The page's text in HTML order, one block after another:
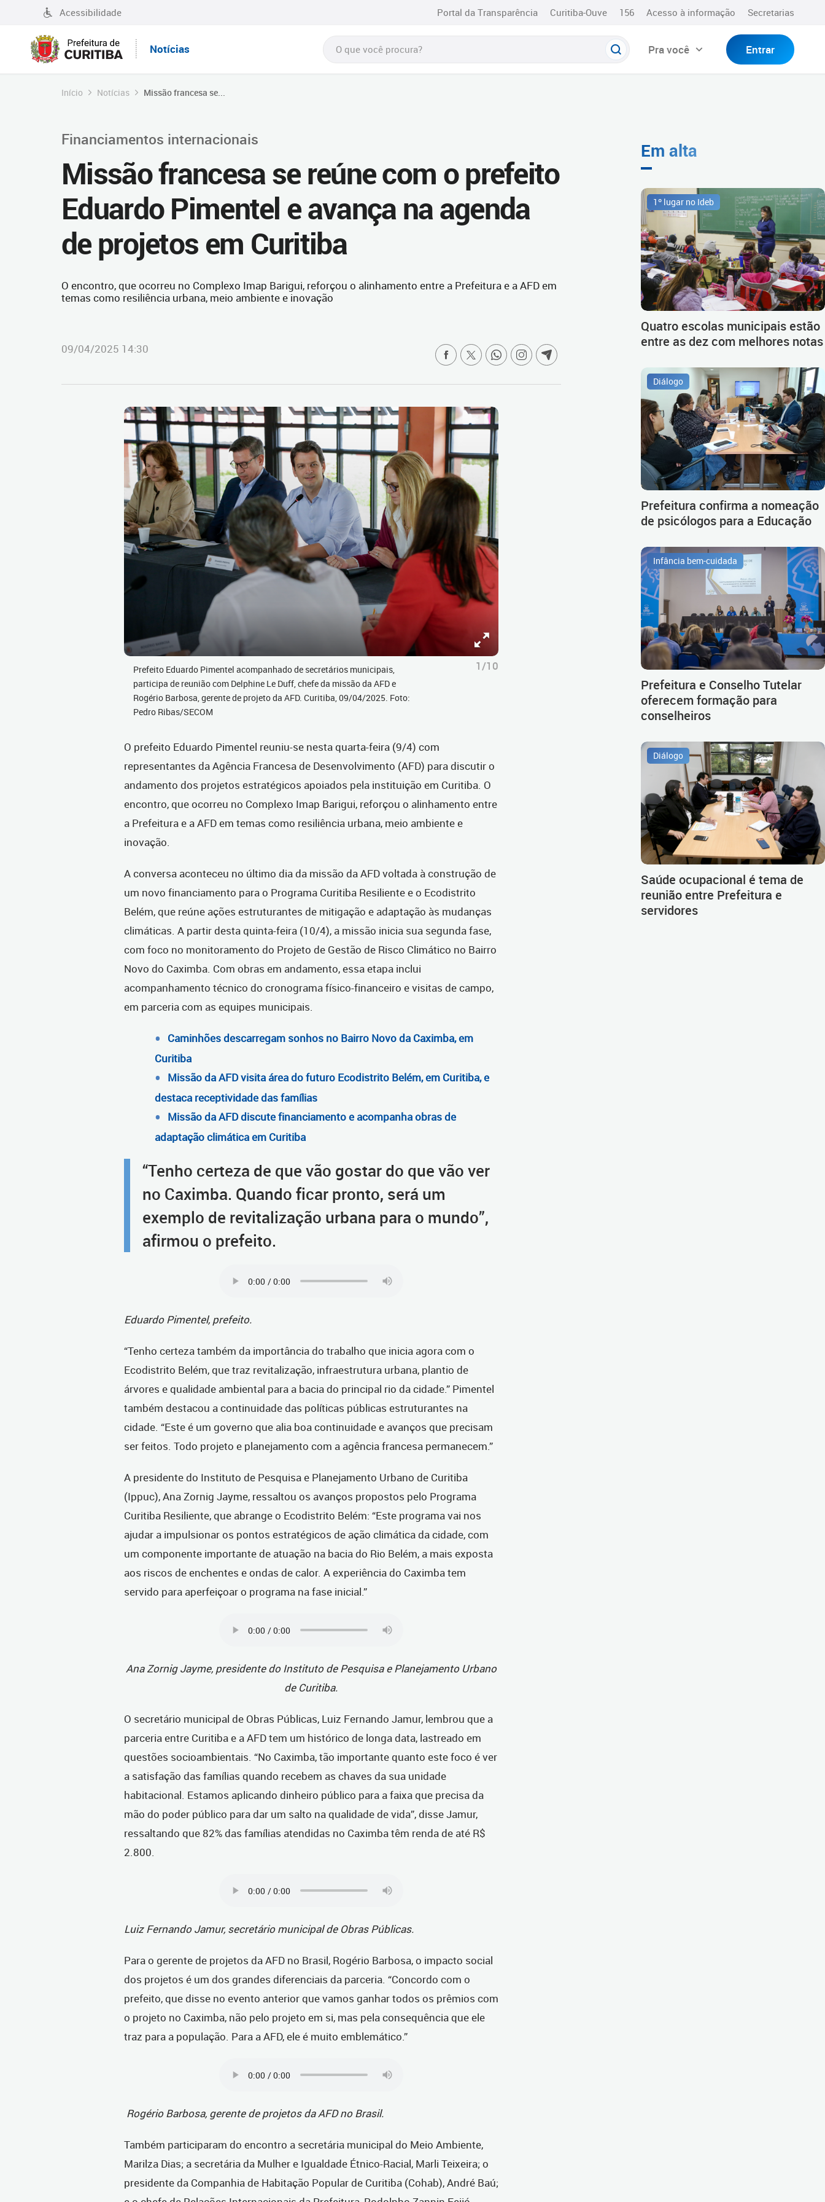
Acessibilidade Portal da Transparência Curitiba-Ouve 156 Acesso à informação Secretarias
Notícias Pra você Entrar
Início Notícias Missão francesa se...
Financiamentos internacionais
Missão francesa se reúne com o prefeito
Eduardo Pimentel e avança na agenda
de projetos em Curitiba
O encontro, que ocorreu no Complexo Imap Barigui, reforçou o alinhamento entre a Prefeitura e a AFD em
temas como resiliência urbana, meio ambiente e inovação
09/04/2025 14:30
Prefeito Eduardo Pimentel acompanhado de secretários municipais,
participa de reunião com Delphine Le Duff, chefe da missão da AFD e
Rogério Barbosa, gerente de projeto da AFD. Curitiba, 09/04/2025. Foto:
Pedro Ribas/SECOM
1/10
O prefeito Eduardo Pimentel reuniu-se nesta quarta-feira (9/4) com
representantes da Agência Francesa de Desenvolvimento (AFD) para discutir o
andamento dos projetos estratégicos apoiados pela instituição em Curitiba. O
encontro, que ocorreu no Complexo Imap Barigui, reforçou o alinhamento entre
a Prefeitura e a AFD em temas como resiliência urbana, meio ambiente e
inovação.
A conversa aconteceu no último dia da missão da AFD voltada à construção de
um novo financiamento para o Programa Curitiba Resiliente e o Ecodistrito
Belém, que reúne ações estruturantes de mitigação e adaptação às mudanças
climáticas. A partir desta quinta-feira (10/4), a missão inicia sua segunda fase,
com foco no monitoramento do Projeto de Gestão de Risco Climático no Bairro
Novo do Caximba. Com obras em andamento, essa etapa inclui
acompanhamento técnico do cronograma físico-financeiro e visitas de campo,
em parceria com as equipes municipais.
Caminhões descarregam sonhos no Bairro Novo da Caximba, em
Curitiba
Missão da AFD visita área do futuro Ecodistrito Belém, em Curitiba, e
destaca receptividade das famílias
Missão da AFD discute financiamento e acompanha obras de
adaptação climática em Curitiba
“Tenho certeza de que vão gostar do que vão ver
no Caximba. Quando ficar pronto, será um
exemplo de revitalização urbana para o mundo”,
afirmou o prefeito.
Eduardo Pimentel, prefeito.
“Tenho certeza também da importância do trabalho que inicia agora com o
Ecodistrito Belém, que traz revitalização, infraestrutura urbana, plantio de
árvores e qualidade ambiental para a bacia do principal rio da cidade.” Pimentel
também destacou a continuidade das políticas públicas estruturantes na
cidade. “Este é um governo que alia boa continuidade e avanços que precisam
ser feitos. Todo projeto e planejamento com a agência francesa permanecem.”
A presidente do Instituto de Pesquisa e Planejamento Urbano de Curitiba
(Ippuc), Ana Zornig Jayme, ressaltou os avanços propostos pelo Programa
Curitiba Resiliente, que abrange o Ecodistrito Belém: “Este programa vai nos
ajudar a impulsionar os pontos estratégicos de ação climática da cidade, com
um componente importante de atuação na bacia do Rio Belém, a mais exposta
aos riscos de enchentes e ondas de calor. A experiência do Caximba tem
servido para aperfeiçoar o programa na fase inicial.”
Ana Zornig Jayme, presidente do Instituto de Pesquisa e Planejamento Urbano
de Curitiba.
O secretário municipal de Obras Públicas, Luiz Fernando Jamur, lembrou que a
parceria entre Curitiba e a AFD tem um histórico de longa data, lastreado em
questões socioambientais. “No Caximba, tão importante quanto este foco é ver
a satisfação das famílias quando recebem as chaves da sua unidade
habitacional. Estamos aplicando dinheiro público para a faixa que precisa da
mão do poder público para dar um salto na qualidade de vida”, disse Jamur,
ressaltando que 82% das famílias atendidas no Caximba têm renda de até R$
2.800.
Luiz Fernando Jamur, secretário municipal de Obras Públicas.
Para o gerente de projetos da AFD no Brasil, Rogério Barbosa, o impacto social
dos projetos é um dos grandes diferenciais da parceria. “Concordo com o
prefeito, que disse no evento anterior que vamos ganhar todos os prêmios com
o projeto no Caximba, não pelo projeto em si, mas pela consequência que ele
traz para a população. Para a AFD, ele é muito emblemático.”
Rogério Barbosa, gerente de projetos da AFD no Brasil.
Também participaram do encontro a secretária municipal do Meio Ambiente,
Marilza Dias; a secretária da Mulher e Igualdade Étnico-Racial, Marli Teixeira; o
presidente da Companhia de Habitação Popular de Curitiba (Cohab), André Baú;
Em alta
1º lugar no Ideb
Quatro escolas municipais estão
entre as dez com melhores notas
Diálogo
Prefeitura confirma a nomeação
de psicólogos para a Educação
Infância bem-cuidada
Prefeitura e Conselho Tutelar
oferecem formação para
conselheiros
Diálogo
Saúde ocupacional é tema de
reunião entre Prefeitura e
servidores